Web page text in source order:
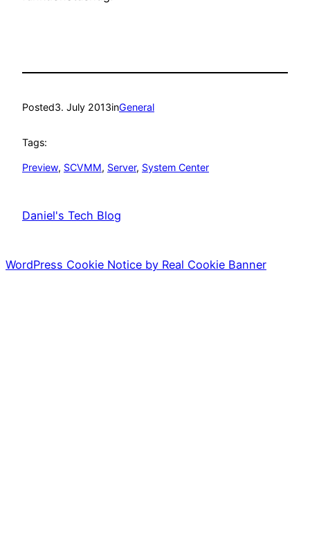
Posted3. July 2013inGeneral
Tags:
Preview, SCVMM, Server, System Center
Daniel's Tech Blog
WordPress Cookie Notice by Real Cookie Banner